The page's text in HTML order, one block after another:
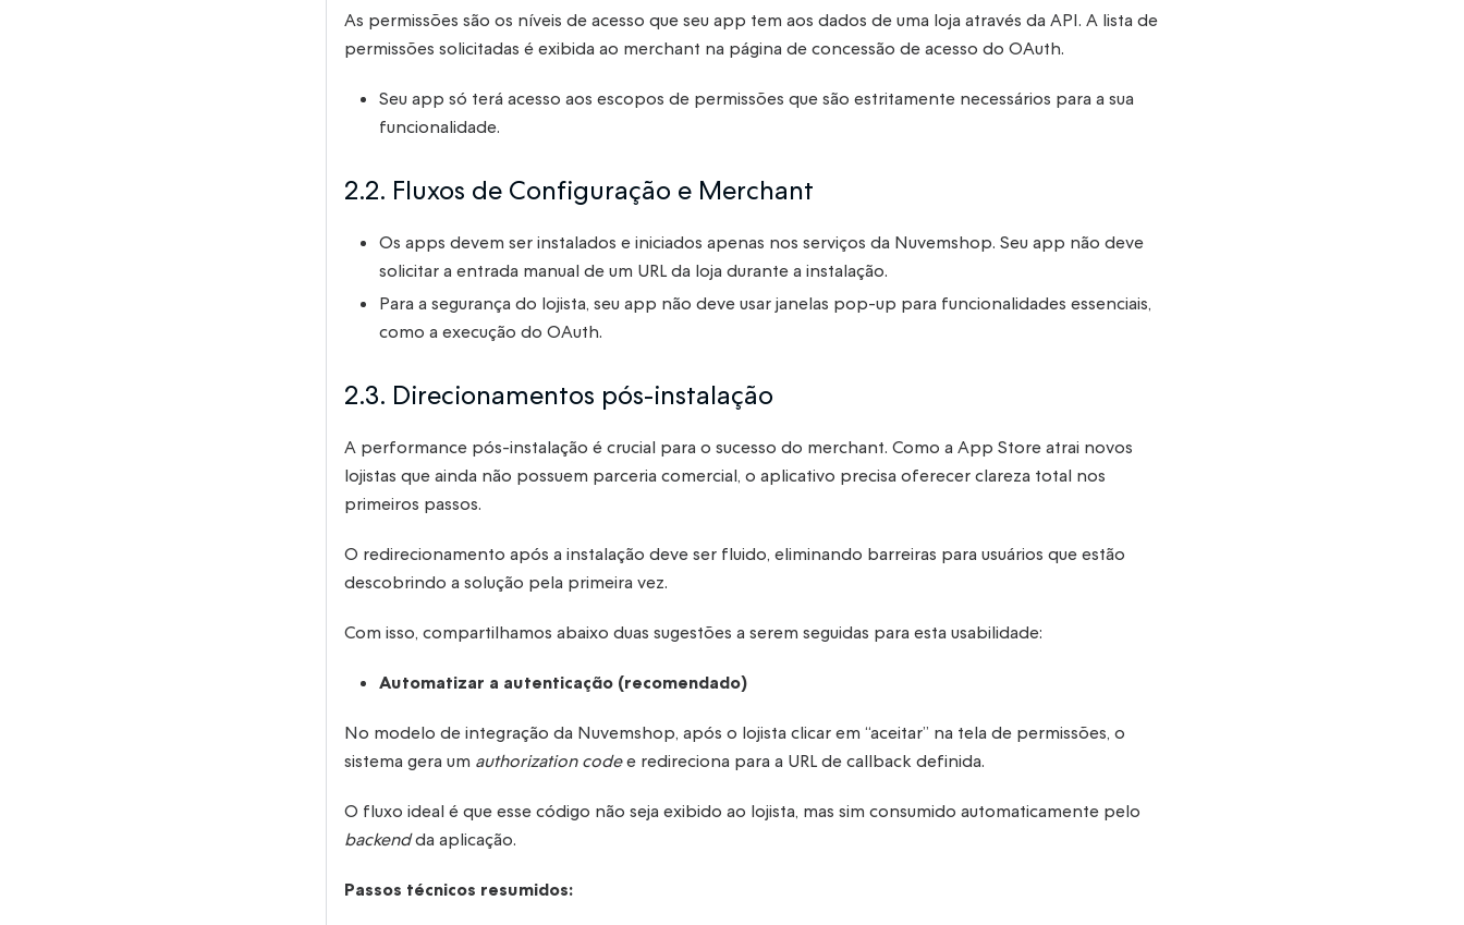
As permissões são os níveis de acesso que seu app tem aos dados de uma loja através da API. A lista de
permissões solicitadas é exibida ao merchant na página de concessão de acesso do OAuth.
Seu app só terá acesso aos escopos de permissões que são estritamente necessários para a sua
funcionalidade.
2.2. Fluxos de Configuração e Merchant
Os apps devem ser instalados e iniciados apenas nos serviços da Nuvemshop. Seu app não deve
solicitar a entrada manual de um URL da loja durante a instalação.
Para a segurança do lojista, seu app não deve usar janelas pop-up para funcionalidades essenciais,
como a execução do OAuth.
2.3. Direcionamentos pós-instalação
A performance pós-instalação é crucial para o sucesso do merchant. Como a App Store atrai novos
lojistas que ainda não possuem parceria comercial, o aplicativo precisa oferecer clareza total nos
primeiros passos.
O redirecionamento após a instalação deve ser fluido, eliminando barreiras para usuários que estão
descobrindo a solução pela primeira vez.
Com isso, compartilhamos abaixo duas sugestões a serem seguidas para esta usabilidade:
Automatizar a autenticação (recomendado)
No modelo de integração da Nuvemshop, após o lojista clicar em “aceitar” na tela de permissões, o
sistema gera um authorization codee redireciona para a URL de callback definida.
O fluxo ideal é que esse código não seja exibido ao lojista, mas sim consumido automaticamente pelo
backendda aplicação.
Passos técnicos resumidos: